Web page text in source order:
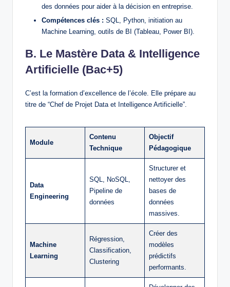
des données pour aider à la décision en entreprise.
Compétences clés : SQL, Python, initiation au
Machine Learning, outils de BI (Tableau, Power BI).
B. Le Mastère Data & Intelligence
Artificielle (Bac+5)
C’est la formation d’excellence de l’école. Elle prépare au
titre de “Chef de Projet Data et Intelligence Artificielle”.
Module
Contenu
Technique
Objectif
Pédagogique
Data
Engineering
SQL, NoSQL,
Pipeline de
données
Structurer et
nettoyer des
bases de
données
massives.
Machine
Learning
Régression,
Classification,
Clustering
Créer des
modèles
prédictifs
performants.